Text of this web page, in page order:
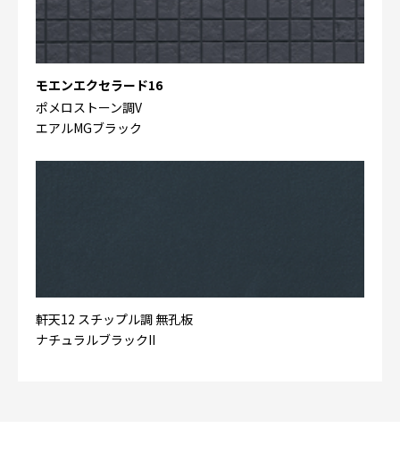
モエンエクセラード16
ポメロストーン調V
エアルMGブラック
軒天12 スチップル調 無孔板
ナチュラルブラックII